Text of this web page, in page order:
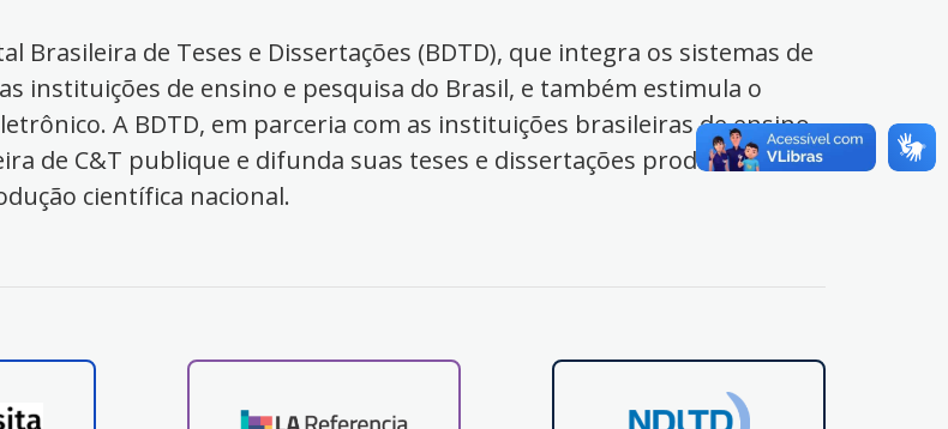
Brasileira de Teses e Dissertações (BDTD), que integra os sistemas de
instituições de ensino e pesquisa do Brasil, e também estimula o
A BDTD, em parceria com as instituições brasileiras de ensino
de C&T publique e difunda suas teses e dissertações produzidas no
científica nacional.